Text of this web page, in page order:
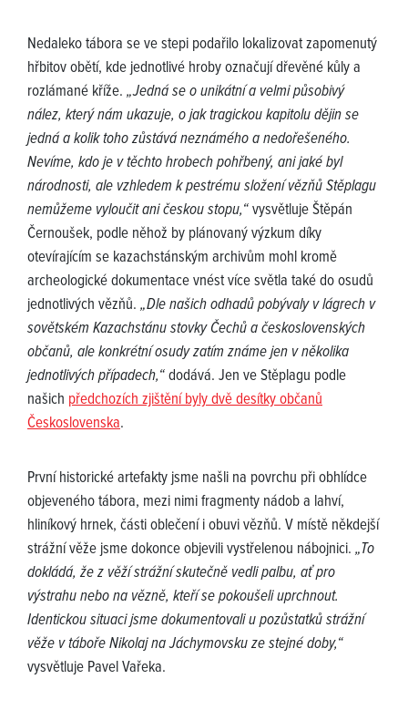
Nedaleko tábora se ve stepi podařilo lokalizovat zapomenutý
hřbitov obětí, kde jednotlivé hroby označují dřevěné kůly a
rozlámané kříže. „Jedná se o unikátní a velmi působivý
nález, který nám ukazuje, o jak tragickou kapitolu dějin se
jedná a kolik toho zůstává neznámého a nedořešeného.
Nevíme, kdo je v těchto hrobech pohřbený, ani jaké byl
národnosti, ale vzhledem k pestrému složení vězňů Stěplagu
nemůžeme vyloučit ani českou stopu,“vysvětluje Štěpán
Černoušek, podle něhož by plánovaný výzkum díky
otevírajícím se kazachstánským archivům mohl kromě
archeologické dokumentace vnést více světla také do osudů
jednotlivých vězňů. „Dle našich odhadů pobývaly v lágrech v
sovětském Kazachstánu stovky Čechů a československých
občanů, ale konkrétní osudy zatím známe jen v několika
jednotlivých případech,“dodává. Jen ve Stěplagu podle
našich předchozích zjištění byly dvě desítky občanů
Československa.
První historické artefakty jsme našli na povrchu při obhlídce
objeveného tábora, mezi nimi fragmenty nádob a lahví,
hliníkový hrnek, části oblečení i obuvi vězňů. V místě někdejší
strážní věže jsme dokonce objevili vystřelenou nábojnici. „To
dokládá, že z věží strážní skutečně vedli palbu, ať pro
výstrahu nebo na vězně, kteří se pokoušeli uprchnout.
Identickou situaci jsme dokumentovali u pozůstatků strážní
věže v táboře Nikolaj na Jáchymovsku ze stejné doby,“
vysvětluje Pavel Vařeka.